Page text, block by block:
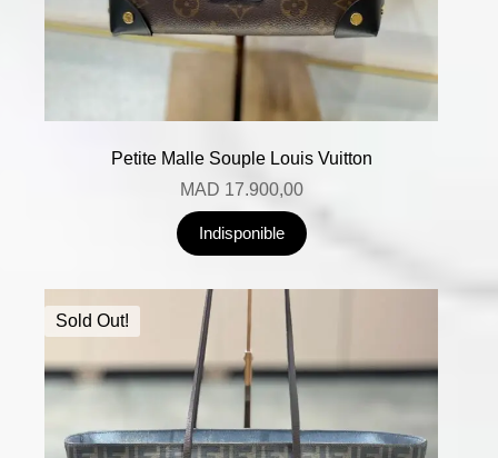
Petite Malle Souple Louis Vuitton
MAD 17.900,00
Indisponible
Sold Out!